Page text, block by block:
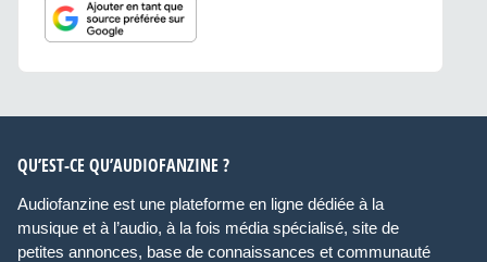
QU’EST-CE QU’AUDIOFANZINE ?
Audiofanzine est une plateforme en ligne dédiée à la
musique et à l’audio, à la fois média spécialisé, site de
petites annonces, base de connaissances et communauté